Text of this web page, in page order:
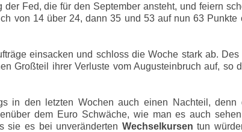
Fed, die für den September ansteht, und feiern
von 14 über 24, dann 35 und 53 auf nun 63 Punkte
einsacken und schloss die Woche stark ab. Des
Großteil ihrer Verluste vom Augusteinbruch auf, so
in den letzten Wochen auch einen Nachteil, denn
dem Euro Schwäche, wie man es auch
sie es bei unveränderten Wechselkursen tun